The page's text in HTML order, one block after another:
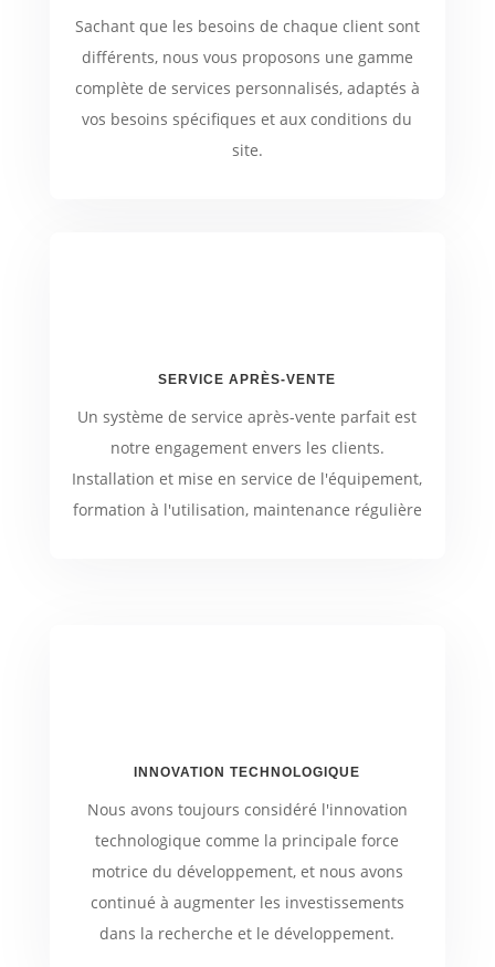
Sachant que les besoins de chaque client sont
différents, nous vous proposons une gamme
complète de services personnalisés, adaptés à
vos besoins spécifiques et aux conditions du
site.
SERVICE APRÈS-VENTE
Un système de service après-vente parfait est
notre engagement envers les clients.
Installation et mise en service de l'équipement,
formation à l'utilisation, maintenance régulière
INNOVATION TECHNOLOGIQUE
Nous avons toujours considéré l'innovation
technologique comme la principale force
motrice du développement, et nous avons
continué à augmenter les investissements
dans la recherche et le développement.